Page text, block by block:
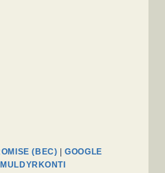
(BEC) |GOOGLE
MULDYRKONTI